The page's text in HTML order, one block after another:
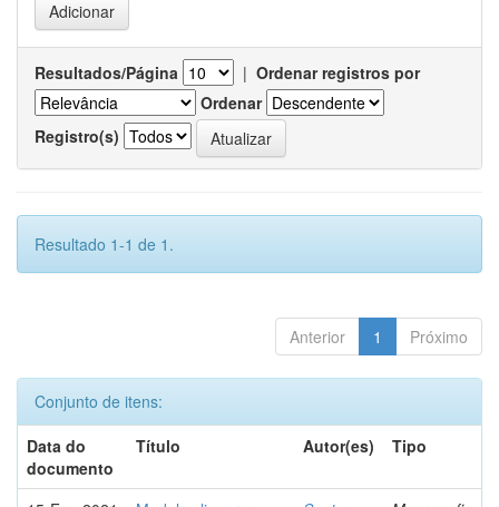
Resultados/Página | Ordenar registros por
Ordenar
Registro(s)
Resultado 1-1 de 1.
Anterior 1 Próximo
Conjunto de itens:
Data do
documento
Título Autor(es) Tipo